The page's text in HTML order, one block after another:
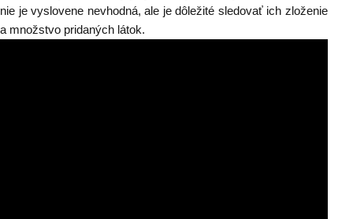
nie je vyslovene nevhodná, ale je dôležité sledovať ich zloženie
a množstvo pridaných látok.